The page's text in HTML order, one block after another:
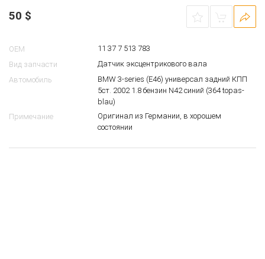
50 $
OEM
11 37 7 513 783
Вид запчасти
Датчик эксцентрикового вала
Автомобиль
BMW 3-series (E46) универсал задний КПП
5ст. 2002 1.8 бензин N42 синий (364 topas-
blau)
Примечание
Оригинал из Германии, в хорошем
состоянии